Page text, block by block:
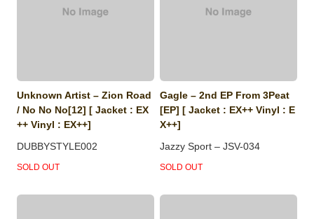
Unknown Artist ‎– Zion Road
/ No No No[12] [ Jacket : EX
++ Vinyl : EX++]
DUBBYSTYLE002
SOLD OUT
Gagle ‎– 2nd EP From 3Peat
[EP] [ Jacket : EX++ Vinyl : E
X++]
Jazzy Sport ‎– JSV-034
SOLD OUT